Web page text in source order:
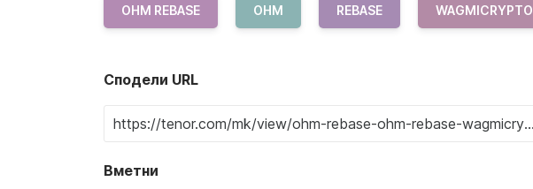
OHM REBASE OHM REBASE WAGMICRYPTO
Сподели URL
Вметни